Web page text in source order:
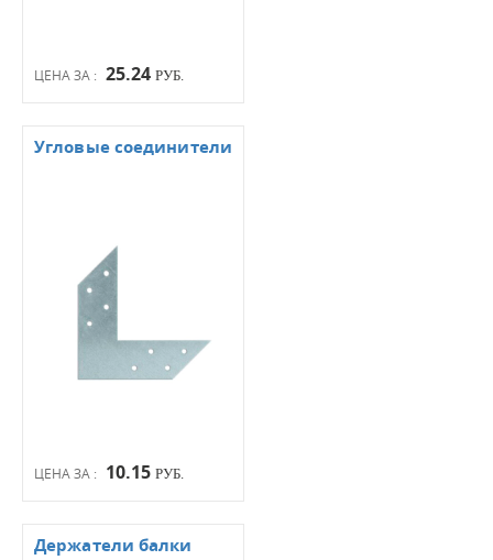
ЦЕНА ЗА : 25.24 РУБ.
ЦЕНА ЗА : 10.15 РУБ.
Угловые соединители
Держатели балки